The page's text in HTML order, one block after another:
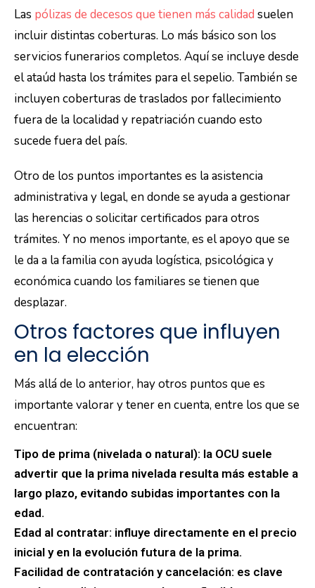
Las pólizas de decesos que tienen más calidad suelen
incluir distintas coberturas. Lo más básico son los
servicios funerarios completos. Aquí se incluye desde
el ataúd hasta los trámites para el sepelio. También se
incluyen coberturas de traslados por fallecimiento
fuera de la localidad y repatriación cuando esto
sucede fuera del país.
Otro de los puntos importantes es la asistencia
administrativa y legal, en donde se ayuda a gestionar
las herencias o solicitar certificados para otros
trámites. Y no menos importante, es el apoyo que se
le da a la familia con ayuda logística, psicológica y
económica cuando los familiares se tienen que
desplazar.
Otros factores que influyen
en la elección
Más allá de lo anterior, hay otros puntos que es
importante valorar y tener en cuenta, entre los que se
encuentran:
Tipo de prima (nivelada o natural): la OCU suele
advertir que la prima nivelada resulta más estable a
largo plazo, evitando subidas importantes con la
edad.
Edad al contratar: influye directamente en el precio
inicial y en la evolución futura de la prima.
Facilidad de contratación y cancelación: es clave